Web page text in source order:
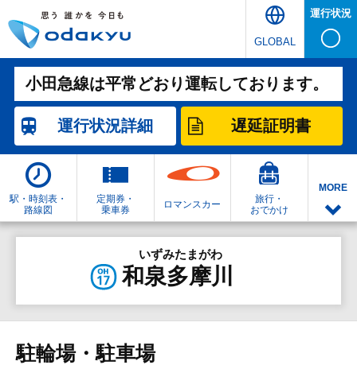
GLOBAL
運行状況
小田急線は平常どおり運転しております。
運行状況詳細 遅延証明書
駅・時刻表・
路線図
定期券・
乗車券
ロマンスカー
旅行・
おでかけ
MORE
いずみたまがわ
和泉多摩川
駐輪場・駐車場